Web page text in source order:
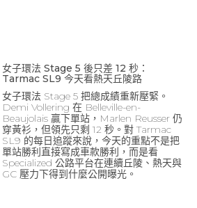
女子環法 Stage 5 後只差 12 秒：
Tarmac SL9 今天看熱天丘陵路
女子環法 Stage 5 把總成績重新壓緊。
Demi Vollering 在 Belleville-en-
Beaujolais 贏下單站，Marlen Reusser 仍
穿黃衫，但領先只剩 12 秒。對 Tarmac
SL9 的每日追蹤來說，今天的重點不是把
單站勝利直接寫成車款勝利，而是看
Specialized 公路平台在連續丘陵、熱天與
GC 壓力下得到什麼公開曝光。